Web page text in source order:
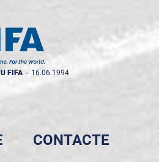
FIFA -- 16.06.1994
CONTACTE